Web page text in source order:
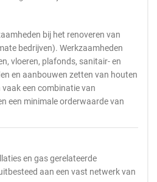
bij het renoveren van
bedrijven). Werkzaamheden
vloeren, plafonds, sanitair- en
en aanbouwen zetten van houten
een combinatie van
een minimale orderwaarde van
en gas gerelateerde
aan een vast netwerk van